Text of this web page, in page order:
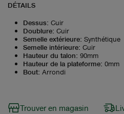
DÉTAILS
Dessus: Cuir
Doublure: Cuir
Semelle extérieure: Synthétique
Semelle intérieure: Cuir
Hauteur du talon: 90mm
Hauteur de la plateforme: 0mm
Bout: Arrondi
Trouver en magasin